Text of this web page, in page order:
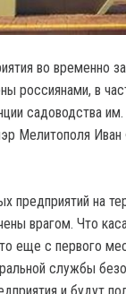
во временно
россиянами, в
садоводства
Мелитополя
предприятий на
врагом. Что
еще с первого
службы